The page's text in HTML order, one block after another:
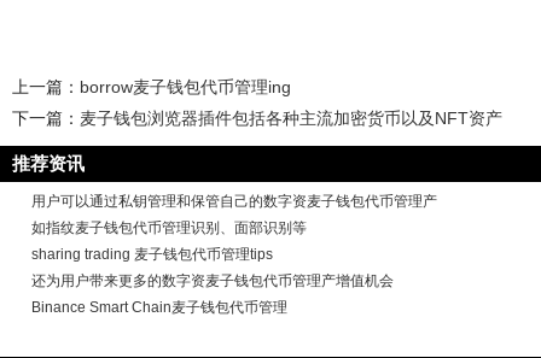
上一篇： borrow麦子钱包代币管理ing
下一篇： 麦子钱包浏览器插件包括各种主流加密货币以及NFT资产
推荐资讯
用户可以通过私钥管理和保管自己的数字资麦子钱包代币管理产
如指纹麦子钱包代币管理识别、面部识别等
sharing trading 麦子钱包代币管理tips
还为用户带来更多的数字资麦子钱包代币管理产增值机会
Binance Smart Chain麦子钱包代币管理